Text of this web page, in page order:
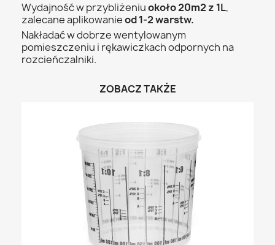
Wydajność w przybliżeniuokoło 20m2 z 1L,
zalecane aplikowanieod 1-2 warstw.
Nakładać w dobrze wentylowanym
pomieszczeniu i rękawiczkach odpornych na
rozcieńczalniki.
ZOBACZ TAKŻE